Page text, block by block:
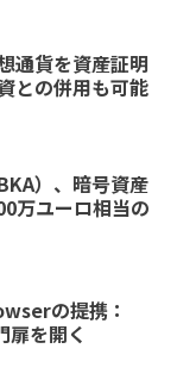
通貨を資産証明
との併用も可能
）、暗号資産
万ユーロ相当の
の提携：
扉を開く